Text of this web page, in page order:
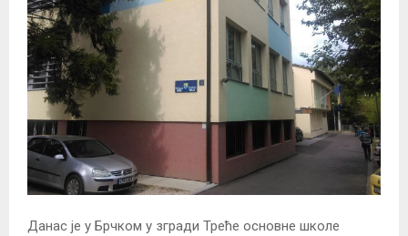
Данас је у Брчком у згради Треће основне школе